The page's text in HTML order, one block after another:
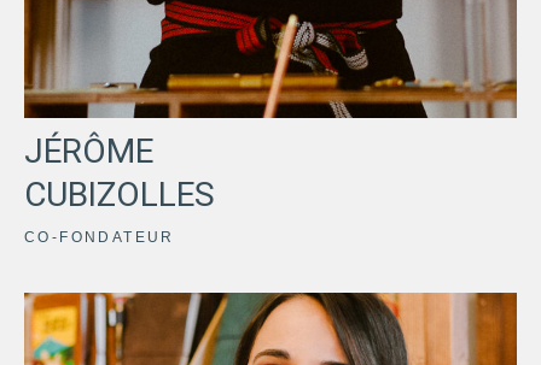
JÉRÔME
CUBIZOLLES
CO-FONDATEUR